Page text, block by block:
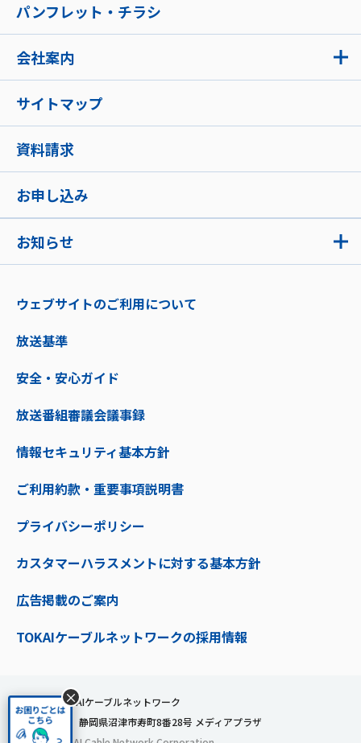
お知らせ
パンフレット・チラシ
会社案内
サイトマップ
資料請求
お申し込み
ウェブサイトのご利用について
放送基準
安全・安心ガイド
放送番組審議会議事録
情報セキュリティ基本方針
ご利用約款・重要事項説明書
プライバシーポリシー
カスタマーハラスメントに対する基本方針
広告掲載のご案内
TOKAIケーブルネットワークの採用情報
株式会社TOKAIケーブルネットワーク
〒410-0053 静岡県沼津市寿町8番28号 メディアプラザ
×